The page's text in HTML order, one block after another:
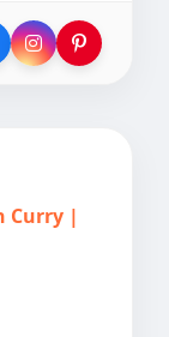
Curry |